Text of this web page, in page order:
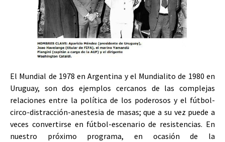
El Mundial de 1978 en Argentina y el Mundialito de 1980 en
Uruguay, son dos ejemplos cercanos de las complejas
relaciones entre la política de los poderosos y el fútbol-
circo-distracción-anestesia de masas; que a su vez puede a
veces convertirse en fútbol-escenario de resistencias. En
nuestro próximo programa, en ocasión de la